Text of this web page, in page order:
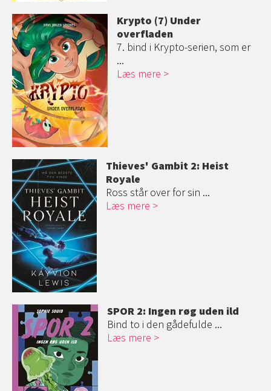
Krypto (7) Under
overfladen
7. bind i Krypto-serien, som er
...
Læs mere
Thieves' Gambit 2: Heist
Royale
Ross står over for sin ...
Læs mere
SPOR 2: Ingen røg uden ild
Bind to i den gådefulde ...
Læs mere